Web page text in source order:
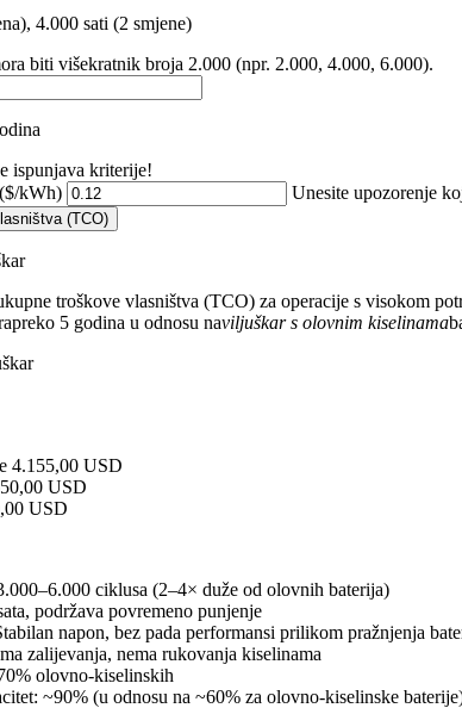
4.000 sati (2 smjene)
biti višekratnik broja 2.000 (npr. 2.000, 4.000, 6.000).
ispunjava kriterije!
kWh)
Unesite upozorenje
(TCO)
troškove vlasništva (TCO) za operacije s visokom
preko 5 godina u odnosu naviljuškar s olovnim kiselinama
4.155,00 USD
USD
USD
ciklusa (2–4× duže od olovnih baterija)
podržava povremeno punjenje
napon, bez pada performansi prilikom pražnjenja
zalijevanja, nema rukovanja kiselinama
olovno-kiselinskih
~90% (u odnosu na ~60% za olovno-kiselinske